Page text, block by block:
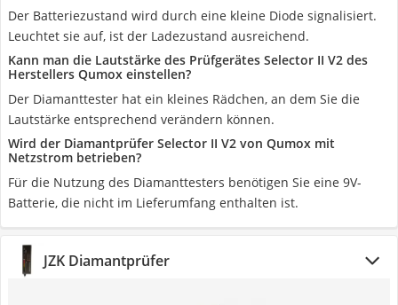
Der Batteriezustand wird durch eine kleine Diode signalisiert.
Leuchtet sie auf, ist der Ladezustand ausreichend.
Kann man die Lautstärke des Prüfgerätes Selector II V2 des
Herstellers Qumox einstellen?
Der Diamanttester hat ein kleines Rädchen, an dem Sie die
Lautstärke entsprechend verändern können.
Wird der Diamantprüfer Selector II V2 von Qumox mit
Netzstrom betrieben?
Für die Nutzung des Diamanttesters benötigen Sie eine 9V-
Batterie, die nicht im Lieferumfang enthalten ist.
JZK Diamantprüfer